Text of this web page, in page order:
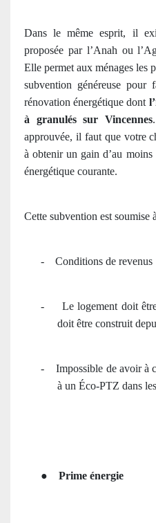
Dans le même esprit, il
proposée par l’Anah ou
Elle permet aux ménages les
subvention généreuse pour
rénovation énergétique dont
à granulés sur Vincennes
approuvée, il faut que votre
à obtenir un gain d’au
énergétique courante.
Cette subvention est soumise
- Conditions de revenus
-
Le logement doit
doit être construit
-
Impossible de avoir à
à un Éco-PTZ dans
● Prime énergie